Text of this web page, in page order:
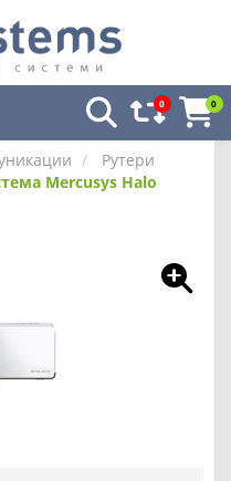
0 0
Рутери
Mercusys Halo